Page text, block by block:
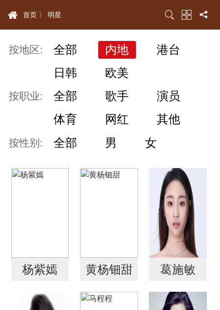
首页 〉 明星
按地区: 全部 内地
港台
日韩
欧美
按职业: 全部 歌手
演员
体育
网红 其他
按性别: 全部 男 女
杨紫嫣 黄杨钿甜 葛施敏